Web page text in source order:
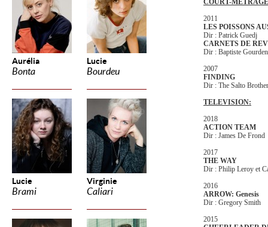
Aurélia
Bonta
Lucie
Bourdeu
Lucie
Brami
Virginie
Caliari
COURT-
2011
LES POISSONS
Dir : Patrick Guedj
CARNETS DE
Dir : Baptiste
2007
FINDING
Dir : The Salto
TELEVISION:
2018
ACTION TEAM
Dir : James De Frond
2017
THE WAY
Dir : Philip Leroy et
2016
ARROW: Genesis
Dir : Gregory Smith
2015